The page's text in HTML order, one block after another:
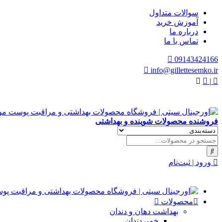
سوالات متداول
آموزش خرید
درباره ما
تماس با ما
09143424166
info@gillettesemko.ir
|
فروشنده محصولات شوینده و بهداشتی
ورود | ثبت‌نام
محصولات
بهداشت دهان و دندان